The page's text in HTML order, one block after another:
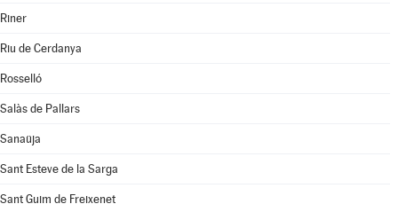
Riner
Riu de Cerdanya
Rosselló
Salàs de Pallars
Sanaüja
Sant Esteve de la Sarga
Sant Guim de Freixenet